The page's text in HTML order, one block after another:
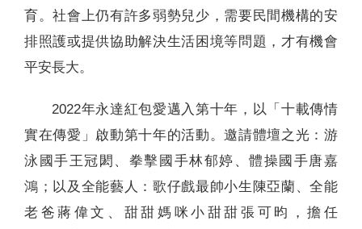
育。社會上仍有許多弱勢兒少，需要民間機構的安
排照護或提供協助解決生活困境等問題，才有機會
平安長大。
2022年永達紅包愛邁入第十年，以「十載傳情
實在傳愛」啟動第十年的活動。邀請體壇之光：游
泳國手王冠閎、拳擊國手林郁婷、體操國手唐嘉
鴻；以及全能藝人：歌仔戲最帥小生陳亞蘭、全能
老爸蔣偉文、甜甜媽咪小甜甜張可昀，擔任